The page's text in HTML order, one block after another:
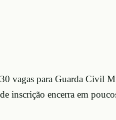
vagas para Guarda Civil
encerra em